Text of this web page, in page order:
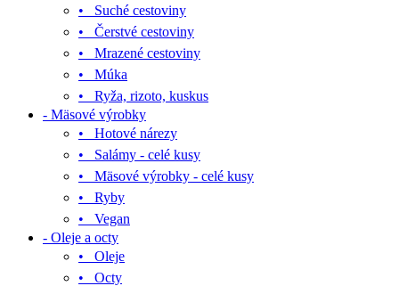
• Suché cestoviny
• Čerstvé cestoviny
• Mrazené cestoviny
• Múka
• Ryža, rizoto, kuskus
- Mäsové výrobky
• Hotové nárezy
• Salámy - celé kusy
• Mäsové výrobky - celé kusy
• Ryby
• Vegan
- Oleje a octy
• Oleje
• Octy